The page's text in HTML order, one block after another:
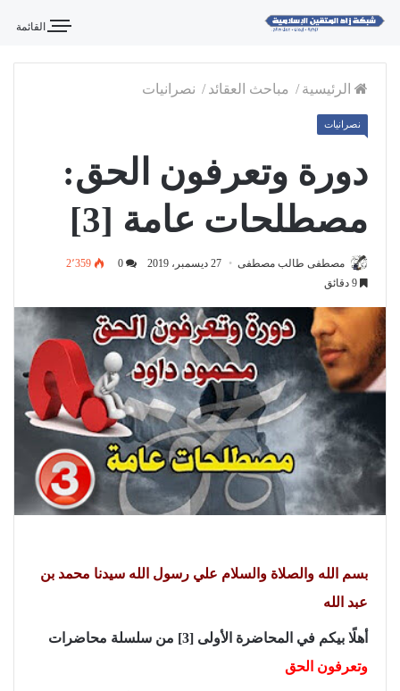
القائمة
الرئيسية / مباحث العقائد / نصرانيات
نصرانيات
دورة وتعرفون الحق:
مصطلحات عامة [3]
مصطفى طالب مصطفى 27 ديسمبر، 2019
2٬359
بسم الله والصلاة والسلام علي رسول الله سيدنا محمد بن
عبد الله
أهلًا بيكم في المحاضرة الأولى [3] من سلسلة محاضرات
وتعرفون الحق